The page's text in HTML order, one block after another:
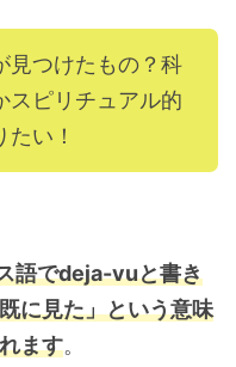
見つけたもの？科
スピリチュアル的
い！
語でdeja-vuと書き
に見た」という意味
ます。